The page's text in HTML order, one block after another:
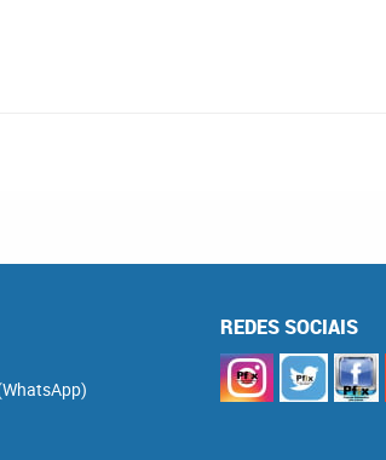
REDES SOCIAIS